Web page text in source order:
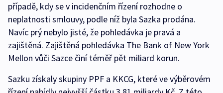
případě, kdy se v incidenčním řízení rozhodne o
neplatnosti smlouvy, podle níž byla Sazka prodána.
Navíc prý nebylo jisté, že pohledávka je pravá a
zajištěná. Zajištěná pohledávka The Bank of New York
Mellon vůči Sazce činí téměř pět miliard korun.
Sazku získaly skupiny PPF a KKCG, které ve výběrovém